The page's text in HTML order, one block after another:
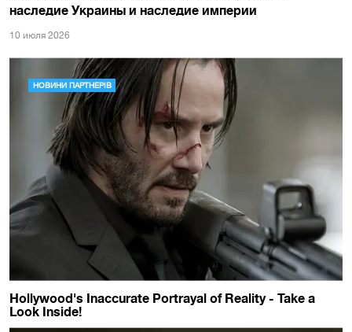
наследие Украины и наследие империи
10 июля 2026